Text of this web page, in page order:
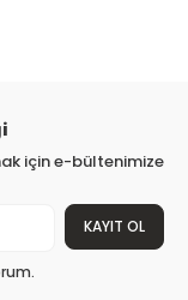
için e-bültenimize
KAYIT OL